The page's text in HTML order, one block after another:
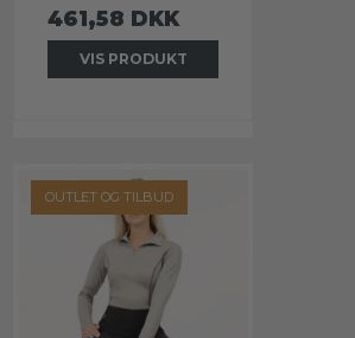
461,58 DKK
VIS PRODUKT
OUTLET OG TILBUD